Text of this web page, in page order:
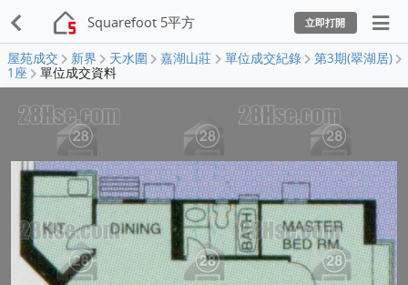
Squarefoot 5平方 立即打開
屋苑成交 新界 天水圍 嘉湖山莊 單位成交紀錄
第3期(翠湖居)
1座
單位成交資料